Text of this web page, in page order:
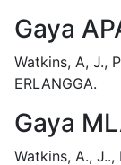
Gaya
Watkins, A, J.,
ERLANGGA.
Gaya
Watkins, A., J..,